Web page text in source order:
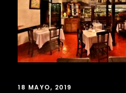
18 MAYO, 2019